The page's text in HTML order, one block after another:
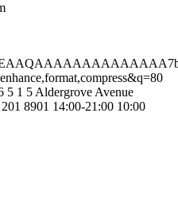
5 1 5 Aldergrove Avenue
8901 14:00-21:00 10:00